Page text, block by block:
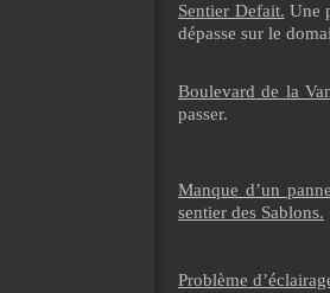
Sentier Defait. Une
dépasse sur le
Boulevard de la
passer.
Manque d’un
sentier des Sablons.
Problème